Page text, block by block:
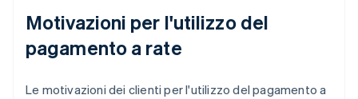
Motivazioni per l'utilizzo del
pagamento a rate
Le motivazioni dei clienti per l'utilizzo del pagamento a